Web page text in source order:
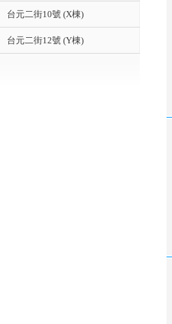
台元二街10號 (X棟)
台元二街12號 (Y棟)